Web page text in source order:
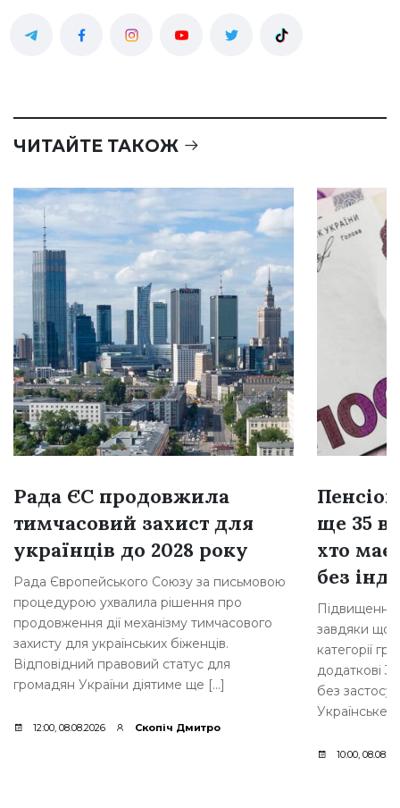
ЧИТАЙТЕ ТАКОЖ
Рада ЄС продовжила
тимчасовий захист для
українців до 2028 року
Рада Європейського Союзу за письмовою
процедурою ухвалила рішення про
продовження дії механізму тимчасового
захисту для українських біженців.
Відповідний правовий статус для
громадян України діятиме ще […]
12:00, 08.08.2026 Скопіч Дмитро
ще 35
хто
без
Підвищення
завдяки
категорії
додаткові
без
Українське
10:00,